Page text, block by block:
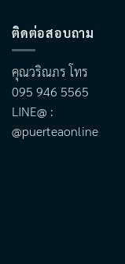
ติดต่อสอบถาม
คุณวริณภร โทร
095 946 5565
LINE@ :
@puerteaonline